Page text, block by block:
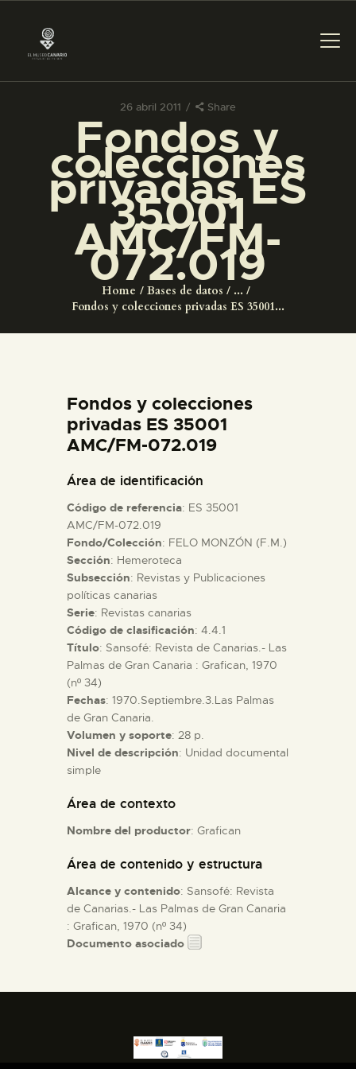
26 abril 2011 Share
Fondos y
colecciones
privadas ES
35001
AMC/FM-
072.019
Home Bases de datos
...
Fondos y colecciones privadas ES 35001...
PREPARAR LA VISITA
ACTIVIDADES
█
EL MUSEO
ESPAÑOL
ACTIVIDADES
█
EL MUSEO
COLECCIONES
DIDÁCTICA
ESPAÑOL
Fondos y colecciones
privadas ES 35001
AMC/FM-072.019
Área de identificación
Código de referencia: ES 35001
AMC/FM-072.019
Fondo/Colección: FELO MONZÓN (F.M.)
Sección: Hemeroteca
Subsección: Revistas y Publicaciones
políticas canarias
Serie: Revistas canarias
Código de clasificación: 4.4.1
Título: Sansofé: Revista de Canarias.- Las
Palmas de Gran Canaria : Grafican, 1970
(nº 34)
Fechas: 1970.Septiembre.3.Las Palmas
de Gran Canaria.
Volumen y soporte: 28 p.
Nivel de descripción: Unidad documental
simple
Área de contexto
Nombre del productor: Grafican
Área de contenido y estructura
Alcance y contenido: Sansofé: Revista
de Canarias.- Las Palmas de Gran Canaria
: Grafican, 1970 (nº 34)
Documento asociado